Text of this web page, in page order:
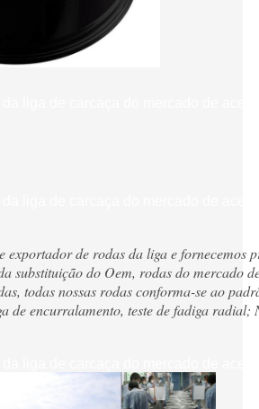
exportador de rodas da liga e fornecemos
substituição do Oem, rodas do mercado
todas nossas rodas conforma-se ao
de encurralamento, teste de fadiga